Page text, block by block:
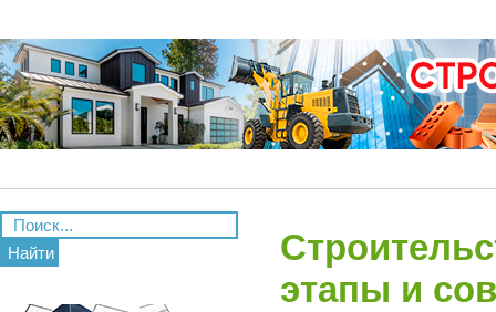
Найти
этапы и